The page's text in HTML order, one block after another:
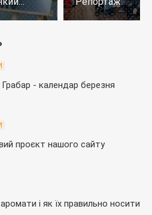
Грабар - календар березня
проєкт нашого сайту
і як їх правильно носити